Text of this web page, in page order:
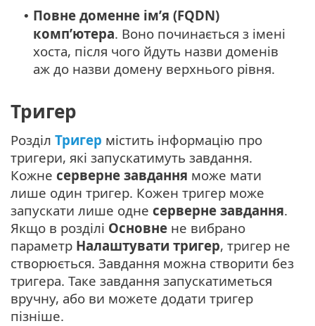
• Повне доменне ім’я (FQDN)
комп’ютера. Воно починається з імені
хоста, після чого йдуть назви доменів
аж до назви домену верхнього рівня.
Тригер
Розділ Тригер містить інформацію про
тригери, які запускатимуть завдання.
Кожне серверне завдання може мати
лише один тригер. Кожен тригер може
запускати лише одне серверне завдання.
Якщо в розділі Основне не вибрано
параметр Налаштувати тригер, тригер не
створюється. Завдання можна створити без
тригера. Таке завдання запускатиметься
вручну, або ви можете додати тригер
пізніше.